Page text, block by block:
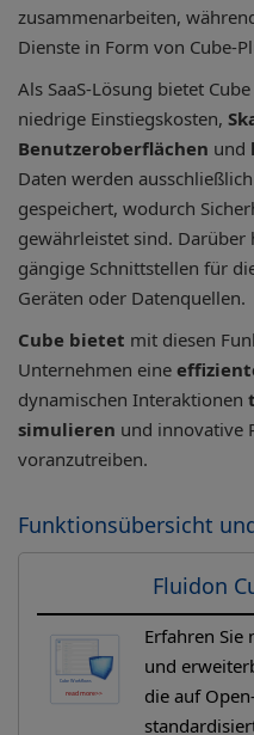
zusammenarbeiten,
Dienste in Form von Cube-
Als SaaS-Lösung bietet Cube
niedrige Einstiegskosten,
Benutzeroberflächen und
Daten werden
gespeichert, wodurch
gewährleistet sind. Darüber
gängige Schnittstellen für
Geräten oder Datenquellen.
Cube bietet mit diesen
Unternehmen eine
dynamischen Interaktionen
simulieren und innovative
voranzutreiben.
Funktionsübersicht
Fluidon
Erfahren
und
die auf